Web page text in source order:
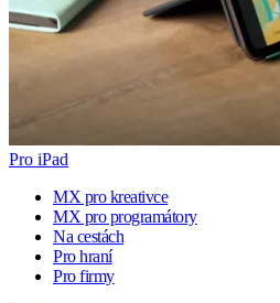
Pro iPad
MX pro kreativce
MX pro programátory
Na cestách
Pro hraní
Pro firmy